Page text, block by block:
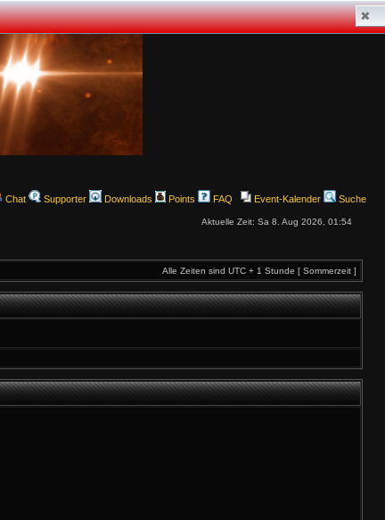
✖
Chat Supporter Downloads Points FAQ Event-Kalender Suche
Aktuelle Zeit: Sa 8. Aug 2026, 01:54
Alle Zeiten sind UTC + 1 Stunde [ Sommerzeit ]